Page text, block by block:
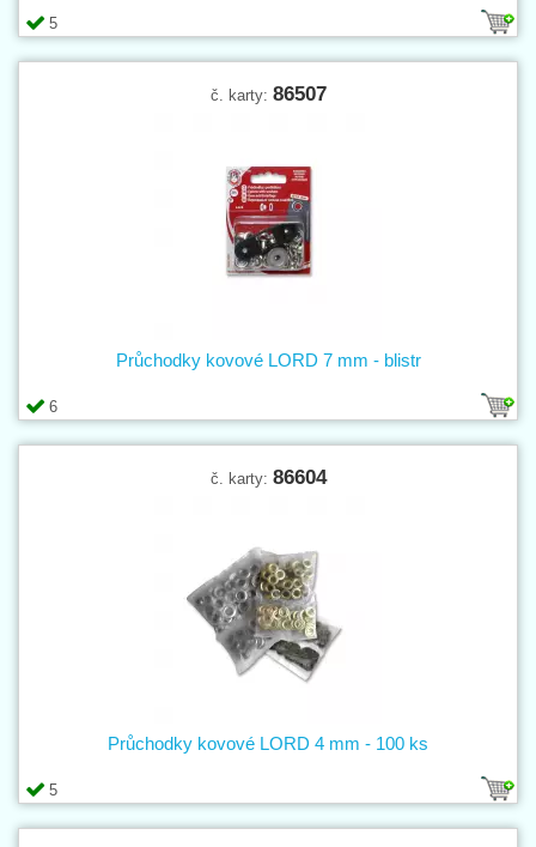
5
č. karty: 86507
6
Průchodky kovové LORD 7 mm - blistr
č. karty: 86604
5
Průchodky kovové LORD 4 mm - 100 ks